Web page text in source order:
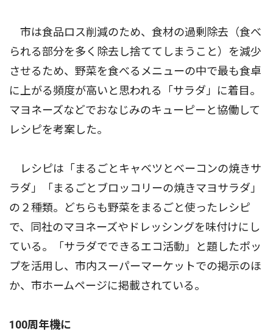
市は食品ロス削減のため、食材の過剰除去（食べ
られる部分を多く除去し捨ててしまうこと）を減少
させるため、野菜を食べるメニューの中で最も食卓
に上がる頻度が高いと思われる「サラダ」に着目。
マヨネーズなどでおなじみのキューピーと協働して
レシピを考案した。
レシピは「まるごとキャベツとベーコンの焼きサ
ラダ」「まるごとブロッコリーの焼きマヨサラダ」
の２種類。どちらも野菜をまるごと使ったレシピ
で、同社のマヨネーズやドレッシングを味付けにし
ている。「サラダでできるエコ活動」と題したポッ
プを活用し、市内スーパーマーケットでの掲示のほ
か、市ホームページに掲載されている。
100周年機に